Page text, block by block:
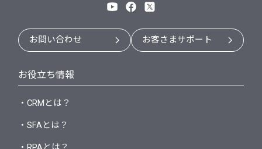
お問い合わせ お客さまサポート
お役立ち情報
・CRMとは？
・SFAとは？